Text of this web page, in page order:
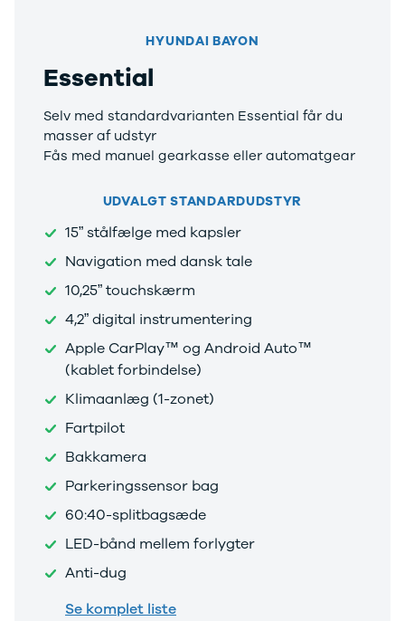
Audi
BMW
BYD
Cupra
Dacia
Fiat
Ford
Kia
Mazda
MG
MINI
Opel
Polestar
Renault
Tesla
Budget
Se alle biler
Billig bil
under
100.000 kr.
200.000 -
HYUNDAI BAYON
Essential
Selv med standardvarianten Essential får du
masser af udstyr
Fås med manuel gearkasse eller automatgear
UDVALGT STANDARDUDSTYR
15” stålfælge med kapsler
Navigation med dansk tale
10,25” touchskærm
4,2” digital instrumentering
Apple CarPlay™ og Android Auto™
(kablet forbindelse)
Klimaanlæg (1-zonet)
Fartpilot
Bakkamera
Parkeringssensor bag
60:40-splitbagsæde
LED-bånd mellem forlygter
Anti-dug
Se komplet liste